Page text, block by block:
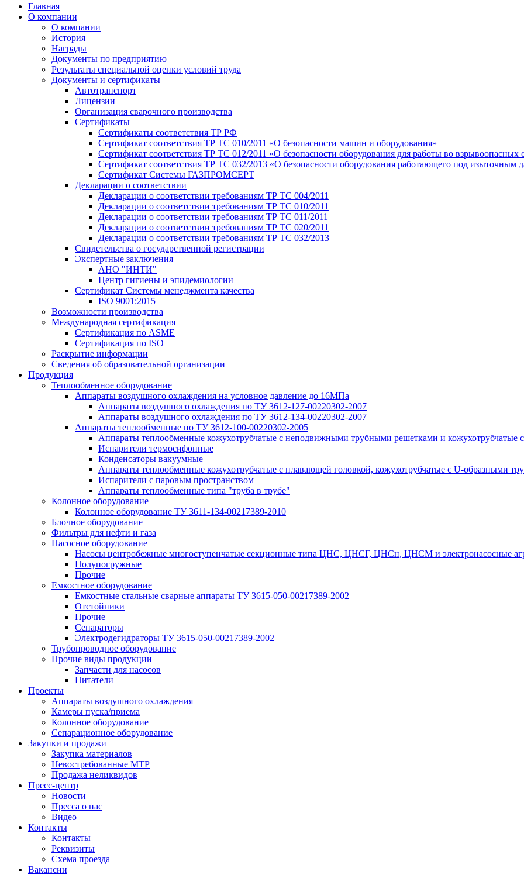
Главная
О компании
О компании
История
Награды
Документы по предприятию
Результаты специальной оценки условий труда
Документы и сертификаты
Автотранспорт
Лицензии
Организация сварочного производства
Cертификаты
Сертификаты соответствия ТР РФ
Сертификат соответствия ТР ТС 010/2011 «О безопасности машин и оборудования»
Сертификат соответствия ТР ТС 012/2011 «О безопасности оборудования для работы во взрывоопасных
Сертификат соответствия ТР ТС 032/2013 «О безопасности оборудования работающего под изыточным
Сертификат Системы ГАЗПРОМСЕРТ
Декларации о соответствии
Декларации о соответствии требованиям ТР ТС 004/2011
Декларации о соответствии требованиям ТР ТС 010/2011
Декларации о соответствии требованиям ТР ТС 011/2011
Декларации о соответствии требованиям ТР ТС 020/2011
Декларации о соответствии требованиям ТР ТС 032/2013
Свидетельства о государственной регистрации
Экспертные заключения
АНО "ИНТИ"
Центр гигиены и эпидемиологии
Сертификат Системы менеджмента качества
ISO 9001:2015
Возможности производства
Международная сертификация
Сертификация по ASME
Сертификация по ISO
Раскрытие информации
Сведения об образовательной организации
Продукция
Теплообменное оборудование
Аппараты воздушного охлаждения на условное давление до 16МПа
Аппараты воздушного охлаждения по ТУ 3612-127-00220302-2007
Аппараты воздушного охлаждения по ТУ 3612-134-00220302-2007
Аппараты теплообменные по ТУ 3612-100-00220302-2005
Аппараты теплообменные кожухотрубчатые с неподвижными трубными решетками и кожухотрубчатые
Испарители термосифонные
Конденсаторы вакуумные
Аппараты теплообменные кожухотрубчатые с плавающей головкой, кожухотрубчатые с U-образными
Испарители с паровым пространством
Аппараты теплообменные типа "труба в трубе"
Колонное оборудование
Колонное оборудование ТУ 3611-134-00217389-2010
Блочное оборудование
Фильтры для нефти и газа
Насосное оборудование
Насосы центробежные многоступенчатые секционные типа ЦНС, ЦНСГ, ЦНСн, ЦНСМ и электронасосные
Полупогружные
Прочие
Емкостное оборудование
Емкостные стальные сварные аппараты ТУ 3615-050-00217389-2002
Отстойники
Прочие
Сепараторы
Электродегидраторы ТУ 3615-050-00217389-2002
Трубопроводное оборудование
Прочие виды продукции
Запчасти для насосов
Питатели
Проекты
Аппараты воздушного охлаждения
Камеры пуска/приема
Колонное оборудование
Сепарационное оборудование
Закупки и продажи
Закупка материалов
Невостребованные МТР
Продажа неликвидов
Пресс-центр
Новости
Пресса о нас
Видео
Контакты
Контакты
Реквизиты
Схема проезда
Вакансии